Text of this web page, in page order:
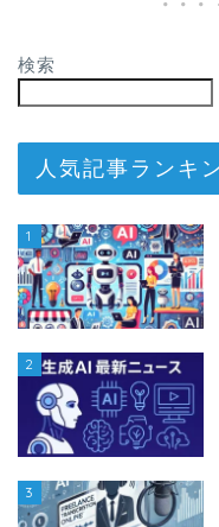
検索
人気記事ランキ
1
2
3